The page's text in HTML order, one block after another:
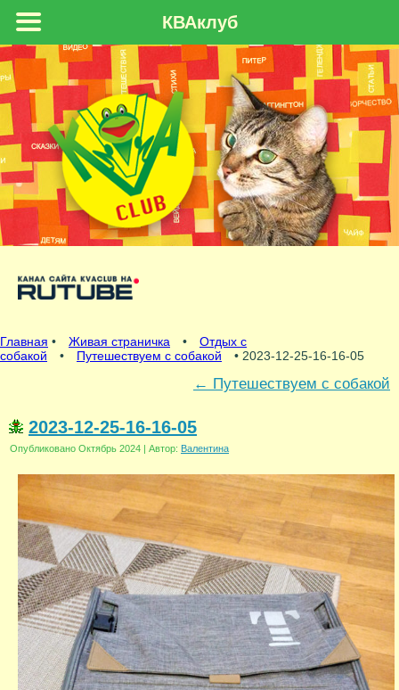
Главная • Живая страничка •
Отдых с
собакой
• Путешествуем с собакой • 2023-12-25-16-16-05
← Путешествуем с собакой
2023-12-25-16-16-05
Опубликовано Октябрь 2024 | Автор: Валентина
КВАклуб